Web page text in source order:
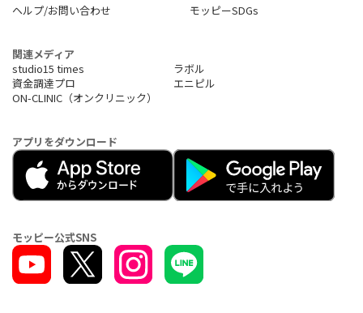
ヘルプ/お問い合わせ
モッピーSDGs
関連メディア
studio15 times
ラボル
資金調達プロ
エニピル
ON-CLINIC（オンクリニック）
アプリをダウンロード
モッピー公式SNS